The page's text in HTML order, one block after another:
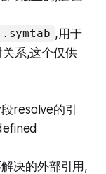
.symtab ,用于
系,这个仅供
resolve的引
决的外部引用,